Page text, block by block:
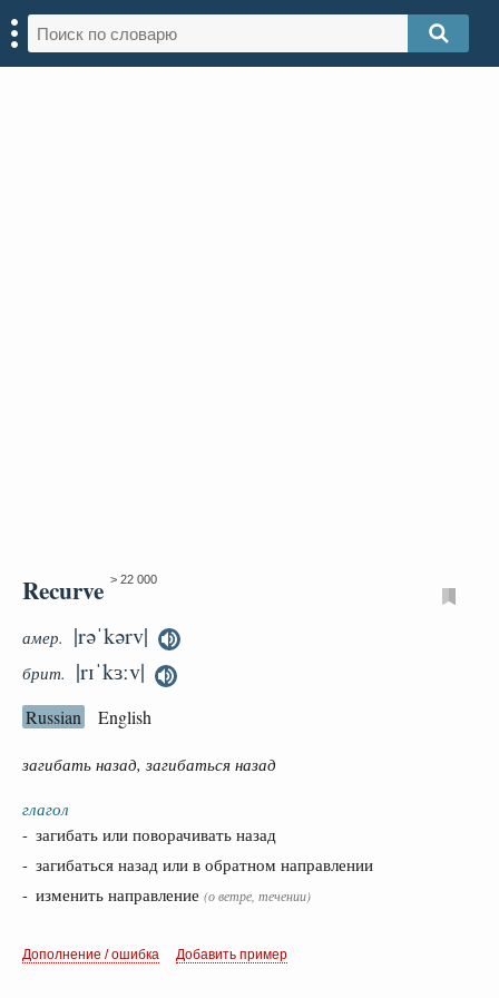
Recurve > 22 000
амер. |rəˈkərv|
брит. |rɪˈkɜːv|
Russian English
загибать назад, загибаться назад
глагол
- загибать или поворачивать назад
- загибаться назад или в обратном направлении
- изменить направление (о ветре, течении)
Дополнение / ошибка Добавить пример